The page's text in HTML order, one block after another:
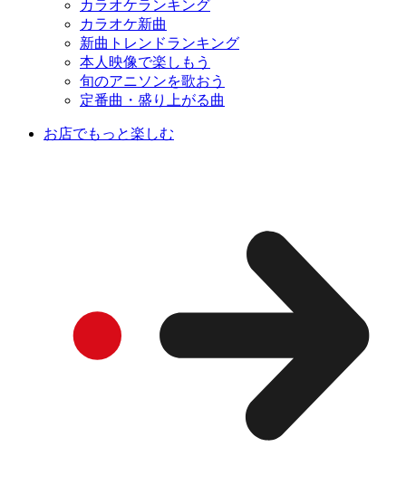
カラオケランキング
カラオケ新曲
新曲トレンドランキング
本人映像で楽しもう
旬のアニソンを歌おう
定番曲・盛り上がる曲
お店でもっと楽しむ